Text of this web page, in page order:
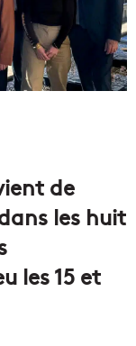
de
les huit
les 15 et